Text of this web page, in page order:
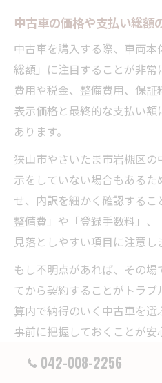
中古車の価格や支払い総額
中古車を購入する際、車両
総額」に注目することが非
費用や税金、整備費用、保証
表示価格と最終的な支払い
あります。
狭山市やさいたま市岩槻区
示をしていない場合もある
せ、内訳を細かく確認するこ
整備費」や「登録手数料」、
見落としやすい項目に注意し
もし不明点があれば、その
てから契約することがトラブ
算内で納得のいく中古車を
事前に把握しておくことが
中古車購入のタイミングと
042-008-2256